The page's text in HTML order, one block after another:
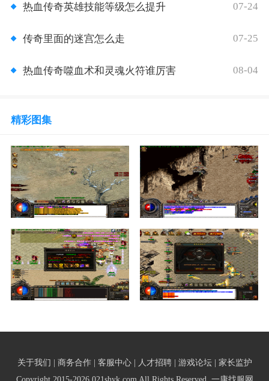
热血传奇英雄技能等级怎么提升 07-24
传奇里面的迷宫怎么走 07-25
热血传奇噬血术和灵魂火符谁厉害 08-04
精彩图集
关于我们 | 商务合作 | 客服中心 | 人才招聘 | 游戏论坛 | 家长监护